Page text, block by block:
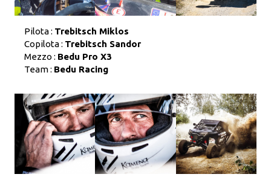
Pilota : Trebitsch Miklos
Copilota : Trebitsch Sandor
Mezzo : Bedu Pro X3
Team : Bedu Racing